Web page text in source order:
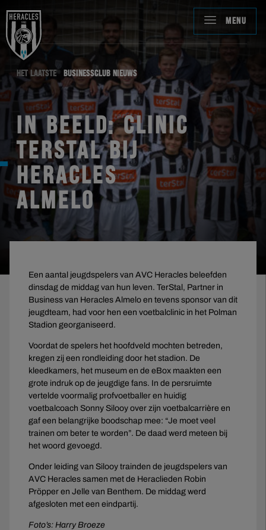
MENU
HET LAATSTE BUSINESSCLUB NIEUWS
IN BEELD: CLINIC
TERSTAL BIJ
HERACLES
ALMELO
Een aantal jeugdspelers van AVC Heracles beleefden
dinsdag de middag van hun leven. TerStal, Partner in
Business van Heracles Almelo en tevens sponsor van dit
jeugdteam, had voor hen een voetbalclinic in het Polman
Stadion georganiseerd.
Voordat de spelers het hoofdveld mochten betreden,
kregen zij een rondleiding door het stadion. De
kleedkamers, het museum en de eBox maakten een
grote indruk op de jeugdige fans. In de persruimte
vertelde voormalig profvoetballer en huidig
voetbalcoach Sonny Silooy over zijn voetbalcarrière en
gaf een belangrijke boodschap mee: “Je moet veel
trainen om beter te worden”. De daad werd meteen bij
het woord gevoegd.
Onder leiding van Silooy trainden de jeugdspelers van
AVC Heracles samen met de Heraclieden Robin
Pröpper en Jelle van Benthem. De middag werd
afgesloten met een eindpartij.
Foto’s: Harry Broeze